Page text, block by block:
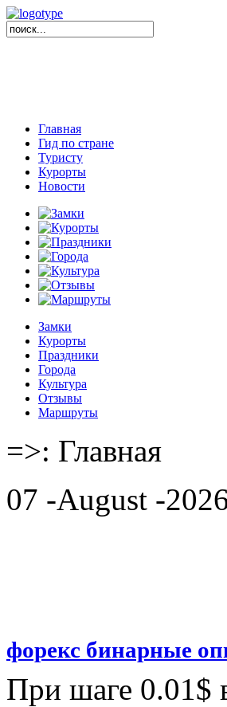
Главная
Гид по стране
Туристу
Курорты
Новости
Замки
Курорты
Праздники
Города
Культура
Отзывы
Маршруты
=>: Главная
07 -August -
форекс бинарные
При шаге 0.01$